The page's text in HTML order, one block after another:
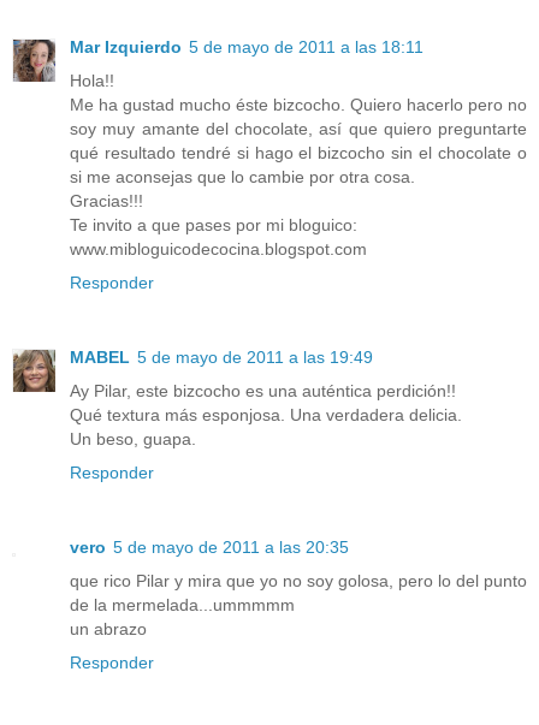
Mar Izquierdo 5 de mayo de 2011 a las 18:11
Hola!!
Me ha gustad mucho éste bizcocho. Quiero hacerlo pero no
soy muy amante del chocolate, así que quiero preguntarte
qué resultado tendré si hago el bizcocho sin el chocolate o
si me aconsejas que lo cambie por otra cosa.
Gracias!!!
Te invito a que pases por mi bloguico:
www.mibloguicodecocina.blogspot.com
Responder
MABEL 5 de mayo de 2011 a las 19:49
Ay Pilar, este bizcocho es una auténtica perdición!!
Qué textura más esponjosa. Una verdadera delicia.
Un beso, guapa.
Responder
vero 5 de mayo de 2011 a las 20:35
que rico Pilar y mira que yo no soy golosa, pero lo del punto
de la mermelada...ummmmm
un abrazo
Responder